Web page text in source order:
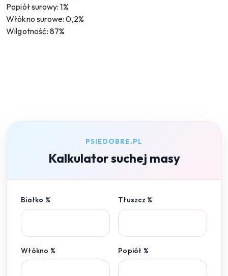
Popiół surowy: 1%
Włókno surowe: 0,2%
Wilgotność: 87%
PSIEDOBRE.PL
Kalkulator suchej masy
Białko % Tłuszcz %
Włókno % Popiół %